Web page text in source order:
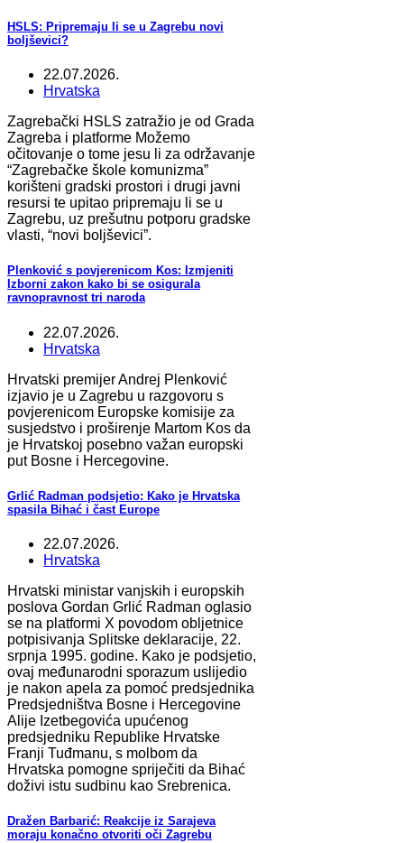
HSLS: Pripremaju li se u Zagrebu novi
boljševici?
22.07.2026.
Hrvatska
Zagrebački HSLS zatražio je od Grada
Zagreba i platforme Možemo
očitovanje o tome jesu li za održavanje
“Zagrebačke škole komunizma”
korišteni gradski prostori i drugi javni
resursi te upitao pripremaju li se u
Zagrebu, uz prešutnu potporu gradske
vlasti, “novi boljševici”.
Plenković s povjerenicom Kos: Izmjeniti
Izborni zakon kako bi se osigurala
ravnopravnost tri naroda
22.07.2026.
Hrvatska
Hrvatski premijer Andrej Plenković
izjavio je u Zagrebu u razgovoru s
povjerenicom Europske komisije za
susjedstvo i proširenje Martom Kos da
je Hrvatskoj posebno važan europski
put Bosne i Hercegovine.
Grlić Radman podsjetio: Kako je Hrvatska
spasila Bihać i čast Europe
22.07.2026.
Hrvatska
Hrvatski ministar vanjskih i europskih
poslova Gordan Grlić Radman oglasio
se na platformi X povodom obljetnice
potpisivanja Splitske deklaracije, 22.
srpnja 1995. godine. Kako je podsjetio,
ovaj međunarodni sporazum uslijedio
je nakon apela za pomoć predsjednika
Predsjedništva Bosne i Hercegovine
Alije Izetbegovića upućenog
predsjedniku Republike Hrvatske
Franji Tuđmanu, s molbom da
Hrvatska pomogne spriječiti da Bihać
doživi istu sudbinu kao Srebrenica.
Dražen Barbarić: Reakcije iz Sarajeva
moraju konačno otvoriti oči Zagrebu